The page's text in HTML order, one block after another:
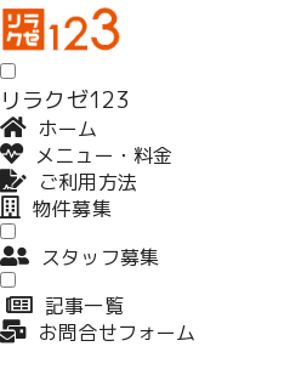
リラクゼ123
ホーム
メニュー・料金
ご利用方法
物件募集
スタッフ募集
記事一覧
お問合せフォーム